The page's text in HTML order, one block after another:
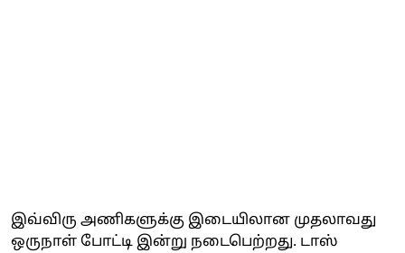
இவ்விரு அணிகளுக்கு இடையிலான முதலாவது
ஒருநாள் போட்டி இன்று நடைபெற்றது. டாஸ்